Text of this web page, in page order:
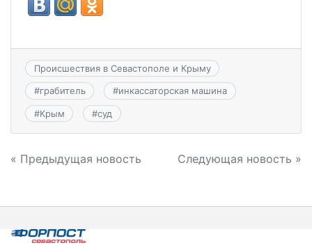
Происшествия в Севастополе и Крыму
#грабитель #инкассаторская машина
#Крым #суд
Навигация
записям
« Предыдущая новость Следующая новость »